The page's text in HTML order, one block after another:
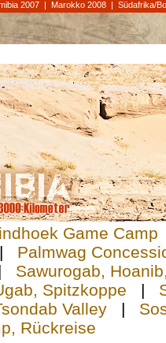
2007| Marokko 2008| Südafrika/
Game Camp
Palmwag
Sawurogab,
Spitzkoppe |
Valley |
Rückreise